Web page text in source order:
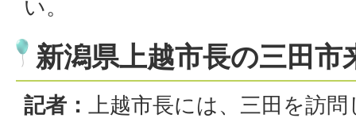
い。
新潟県上越市長の三田市
記者：
上越市長には、三田を訪